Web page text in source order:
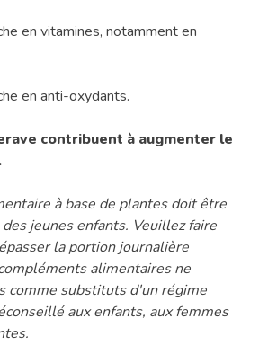
en vitamines, notamment en
en anti-oxydants.
contribuent à augmenter le
à base de plantes doit être
jeunes enfants. Veuillez faire
la portion journalière
alimentaires ne
comme substituts d'un régime
aux enfants, aux femmes